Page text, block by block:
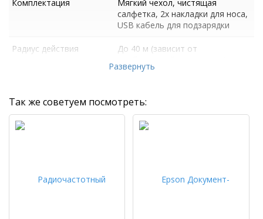
Комплектация
Мягкий чехол, чистящая
салфетка, 2х накладки для носа,
USB кабель для подзарядки
Радиус действия
До 40 м (зависит от
Развернуть
Так же советуем посмотреть: